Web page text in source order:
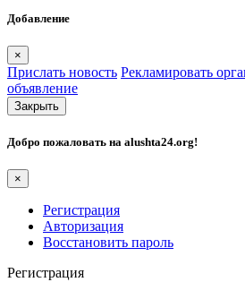
Добавление
×
Прислать новость Рекламировать
объявление
Закрыть
Добро пожаловать на alushta24.org!
×
Регистрация
Авторизация
Восстановить пароль
Регистрация